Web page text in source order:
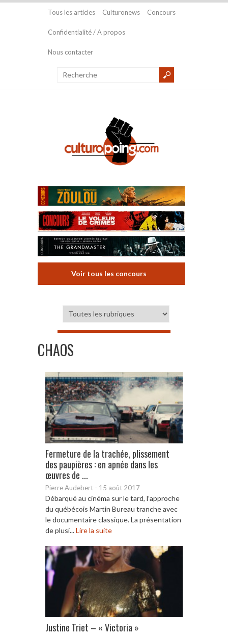
Tous les articles Culturonews Concours
Confidentialité / A propos
Nous contacter
Voir tous les concours
CHAOS
Fermeture de la trachée, plissement
des paupières : en apnée dans les
œuvres de ...
Pierre Audebert - 15 août 2017
Débarqué au cinéma sur le tard, l’approche
du québécois Martin Bureau tranche avec
le documentaire classique. La présentation
de plusi...Lire la suite
Justine Triet – « Victoria »